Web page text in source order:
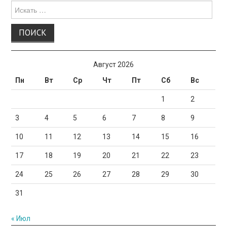
для:
Август 2026
Пн
Вт Ср Чт Пт Сб Вс
1 2
3 4 5 6 7 8 9
10 11 12 13 14 15 16
17 18 19 20 21 22 23
24 25 26 27 28 29 30
31
« Июл